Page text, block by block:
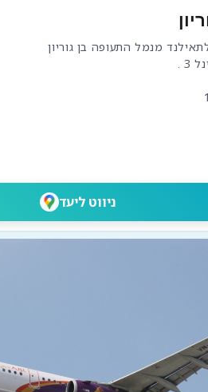
מתחילים את היום בטיסה לתאילנד מנמל התעופה בן גוריון
ניווט ליעד